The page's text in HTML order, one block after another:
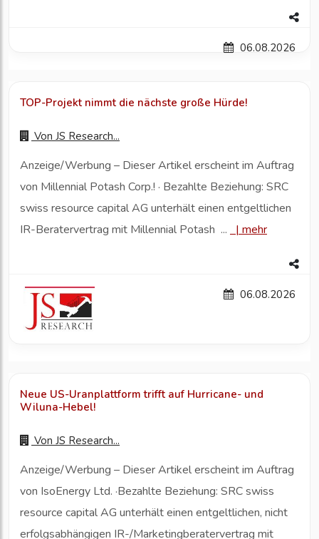
06.08.2026
TOP-Projekt nimmt die nächste große Hürde!
Von JS Research...
Anzeige/Werbung – Dieser Artikel erscheint im Auftrag
von Millennial Potash Corp.! · Bezahlte Beziehung: SRC
swiss resource capital AG unterhält einen entgeltlichen
IR-Beratervertrag mit Millennial Potash ... |mehr
06.08.2026
Neue US-Uranplattform trifft auf Hurricane- und
Wiluna-Hebel!
Von JS Research...
Anzeige/Werbung – Dieser Artikel erscheint im Auftrag
von IsoEnergy Ltd. ·Bezahlte Beziehung: SRC swiss
resource capital AG unterhält einen entgeltlichen, nicht
erfolgsabhängigen IR-/Marketingberatervertrag mit